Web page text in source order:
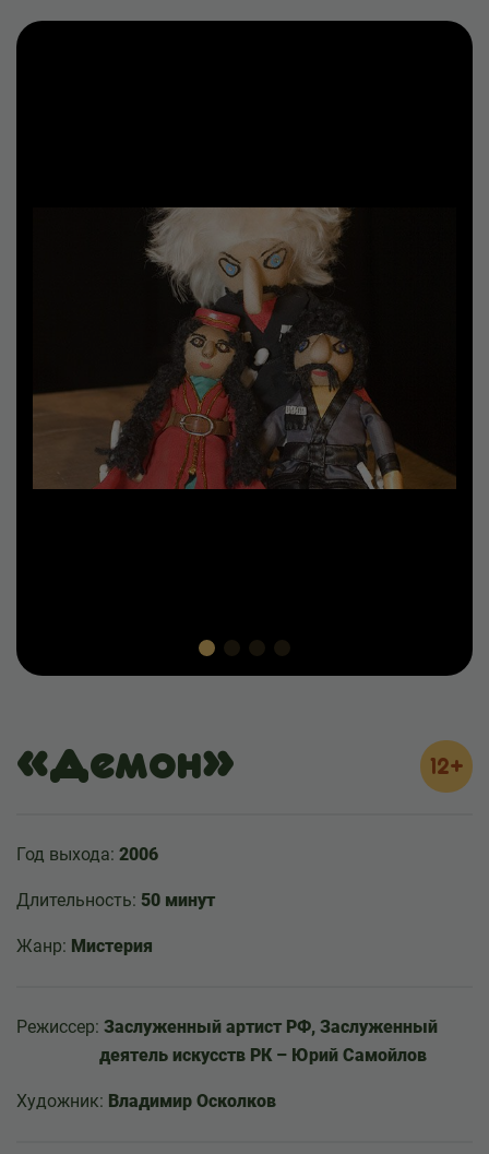
«Демон» 12+
Год выхода: 2006
Длительность: 50 минут
Жанр: Мистерия
Режиссер: Заслуженный артист РФ, Заслуженный
деятель искусств РК – Юрий Самойлов
Художник: Владимир Осколков